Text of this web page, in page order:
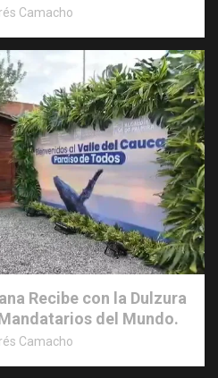
Camacho
Recibe con la Dulzura
del Mundo.
Camacho